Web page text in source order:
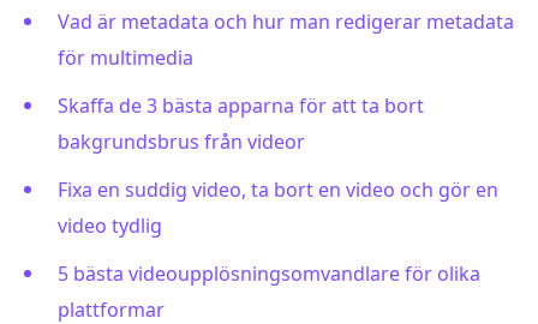
Vad är metadata och hur man redigerar metadata
för multimedia
Skaffa de 3 bästa apparna för att ta bort
bakgrundsbrus från videor
Fixa en suddig video, ta bort en video och gör en
video tydlig
5 bästa videoupplösningsomvandlare för olika
plattformar